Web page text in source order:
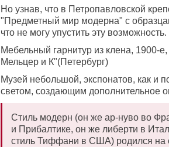
Но узнав, что в Петропавловской
"Предметный мир модерна" с
что не могу упустить эту
Мебельный гарнитур из клена, 1900-
Мельцер и К"(Петербург)
Музей небольшой, экспонатов, как и
светом, создающим дополнительное
Стиль модерн (он же ар-нуво во
и Прибалтике, он же либерти в
стиль Тиффани в США) родился на